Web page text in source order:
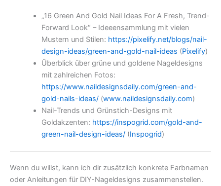
„16 Green And Gold Nail Ideas For A Fresh, Trend-
Forward Look“ – Ideeensammlung mit vielen
Mustern und Stilen: https://pixelify.net/blogs/nail-
design-ideas/green-and-gold-nail-ideas (Pixelify)
Überblick über grüne und goldene Nageldesigns
mit zahlreichen Fotos:
https://www.naildesignsdaily.com/green-and-
gold-nails-ideas/(www.naildesignsdaily.com)
Nail-Trends und Grünstich-Designs mit
Goldakzenten: https://inspogrid.com/gold-and-
green-nail-design-ideas/(Inspogrid)
Wenn du willst, kann ich dir zusätzlich konkrete Farbnamen
oder Anleitungen für DIY-Nageldesigns zusammenstellen.